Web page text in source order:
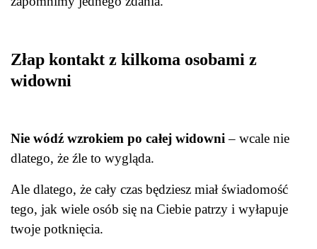
Złap kontakt z kilkoma osobami z
widowni
Nie wódź wzrokiem po całej widowni– wcale nie
dlatego, że źle to wygląda.
Ale dlatego, że cały czas będziesz miał świadomość
tego, jak wiele osób się na Ciebie patrzy i wyłapuje
twoje potknięcia.